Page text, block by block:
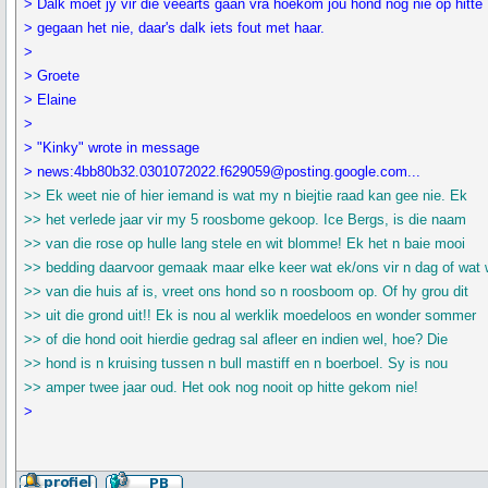
> Dalk moet jy vir die veearts gaan vra hoekom jou hond nog nie op hitte
> gegaan het nie, daar's dalk iets fout met haar.
>
> Groete
> Elaine
>
> "Kinky" wrote in message
> news:4bb80b32.0301072022.f629059@posting.google.com...
>> Ek weet nie of hier iemand is wat my n biejtie raad kan gee nie. Ek
>> het verlede jaar vir my 5 roosbome gekoop. Ice Bergs, is die naam
>> van die rose op hulle lang stele en wit blomme! Ek het n baie mooi
>> bedding daarvoor gemaak maar elke keer wat ek/ons vir n dag of wat
>> van die huis af is, vreet ons hond so n roosboom op. Of hy grou dit
>> uit die grond uit!! Ek is nou al werklik moedeloos en wonder sommer
>> of die hond ooit hierdie gedrag sal afleer en indien wel, hoe? Die
>> hond is n kruising tussen n bull mastiff en n boerboel. Sy is nou
>> amper twee jaar oud. Het ook nog nooit op hitte gekom nie!
>